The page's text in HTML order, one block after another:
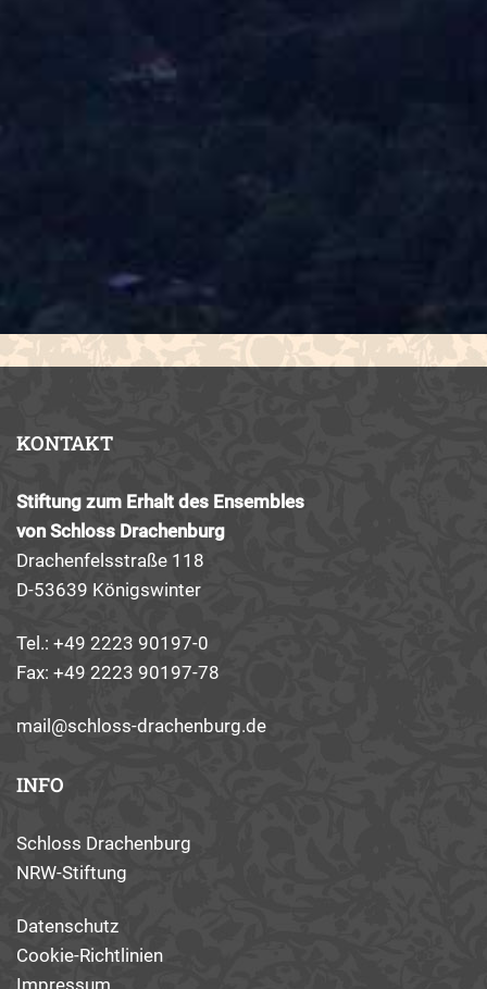
KONTAKT
Stiftung zum Erhalt des Ensembles
von Schloss Drachenburg
Drachenfelsstraße 118
D-53639 Königswinter
Tel.: +49 2223 90197-0
Fax: +49 2223 90197-78
mail@schloss-drachenburg.de
INFO
Schloss Drachenburg
NRW-Stiftung
Datenschutz
Cookie-Richtlinien
Impressum